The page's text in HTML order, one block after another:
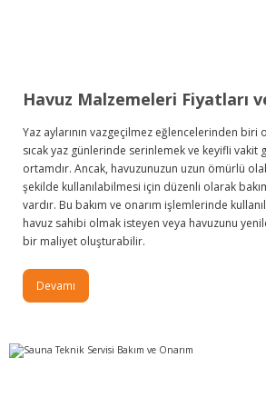
Yaz aylarının vazgeçilmez eğlencelerinden biri
sıcak yaz günlerinde serinlemek ve keyifli
ortamdır. Ancak, havuzunuzun uzun ömürlü
şekilde kullanılabilmesi için düzenli olarak
vardır. Bu bakım ve onarım işlemlerinde
havuz sahibi olmak isteyen veya havuzunu
bir maliyet oluşturabilir.
Devamı